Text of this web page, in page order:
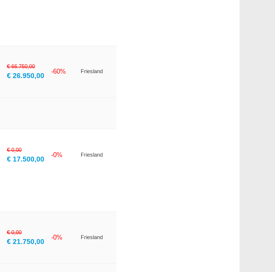
€ 66.750,00
€ 26.950,00
-60% Friesland
€ 0,00
€ 17.500,00
-0% Friesland
€ 0,00
€ 21.750,00
-0% Friesland